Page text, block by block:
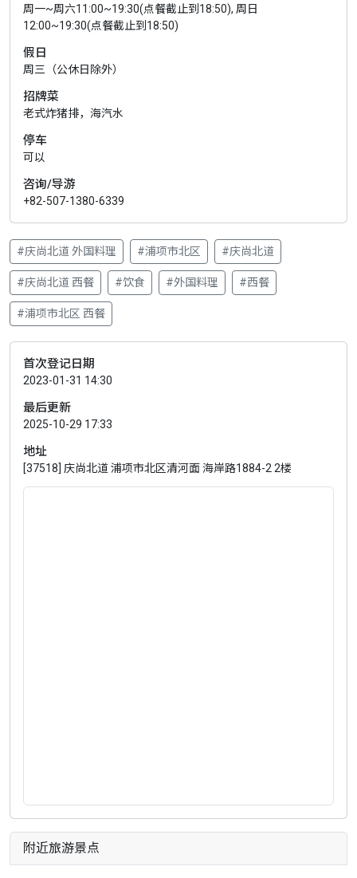
周一~周六11:00~19:30(点餐截止到18:50), 周日
12:00~19:30(点餐截止到18:50)
假日
周三（公休日除外）
招牌菜
老式炸猪排，海汽水
停车
可以
咨询/导游
+82-507-1380-6339
#庆尚北道 外国料理 #浦项市北区 #庆尚北道
#庆尚北道 西餐 #饮食 #外国料理 #西餐
#浦项市北区 西餐
首次登记日期
2023-01-31 14:30
最后更新
2025-10-29 17:33
地址
[37518] 庆尚北道 浦项市北区清河面 海岸路1884-2 2楼
附近旅游景点